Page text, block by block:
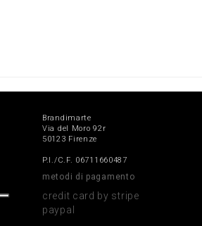
Brandimarte
Via del Moro 92r
50123 Firenze
P.I./C.F. 06711660487
metodi di pagamento
credit card by stripe
paypal